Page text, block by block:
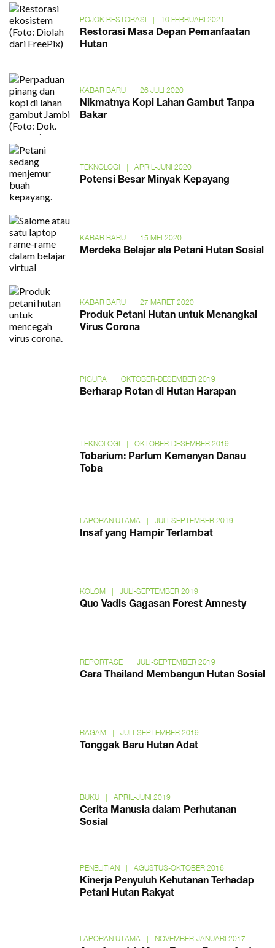
POJOK RESTORASI | 10 FEBRUARI 2021
Restorasi Masa Depan Pemanfaatan
Hutan
KABAR BARU | 26 JULI 2020
Nikmatnya Kopi Lahan Gambut Tanpa
Bakar
TEKNOLOGI | APRIL-JUNI 2020
Potensi Besar Minyak Kepayang
KABAR BARU | 15 MEI 2020
Merdeka Belajar ala Petani Hutan Sosial
KABAR BARU | 27 MARET 2020
Produk Petani Hutan untuk Menangkal
Virus Corona
PIGURA | OKTOBER-DESEMBER 2019
Berharap Rotan di Hutan Harapan
TEKNOLOGI | OKTOBER-DESEMBER 2019
Tobarium: Parfum Kemenyan Danau
Toba
LAPORAN UTAMA | JULI-SEPTEMBER 2019
Insaf yang Hampir Terlambat
KOLOM | JULI-SEPTEMBER 2019
Quo Vadis Gagasan Forest Amnesty
REPORTASE | JULI-SEPTEMBER 2019
Cara Thailand Membangun Hutan Sosial
RAGAM | JULI-SEPTEMBER 2019
Tonggak Baru Hutan Adat
BUKU | APRIL-JUNI 2019
Cerita Manusia dalam Perhutanan
Sosial
PENELITIAN | AGUSTUS-OKTOBER 2016
Kinerja Penyuluh Kehutanan Terhadap
Petani Hutan Rakyat
LAPORAN UTAMA | NOVEMBER-JANUARI 2017